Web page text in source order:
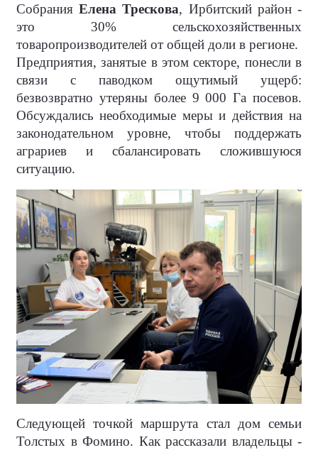
Собрания Елена Трескова, Ирбитский район -
это 30% сельскохозяйственных
товаропроизводителей от общей доли в регионе.
Предприятия, занятые в этом секторе, понесли в
связи с паводком ощутимый ущерб:
безвозвратно утеряны более 9 000 Га посевов.
Обсуждались необходимые меры и действия на
законодательном уровне, чтобы поддержать
аграриев и сбалансировать сложившуюся
ситуацию.
Следующей точкой маршрута стал дом семьи
Толстых в Фомино. Как рассказали владельцы -